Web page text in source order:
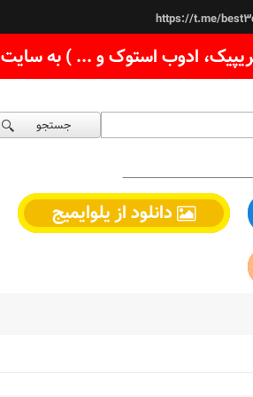
https://t.me/
ادوب استوک و ... ) به سایت
جستجو
دانلود از یلوایمیج